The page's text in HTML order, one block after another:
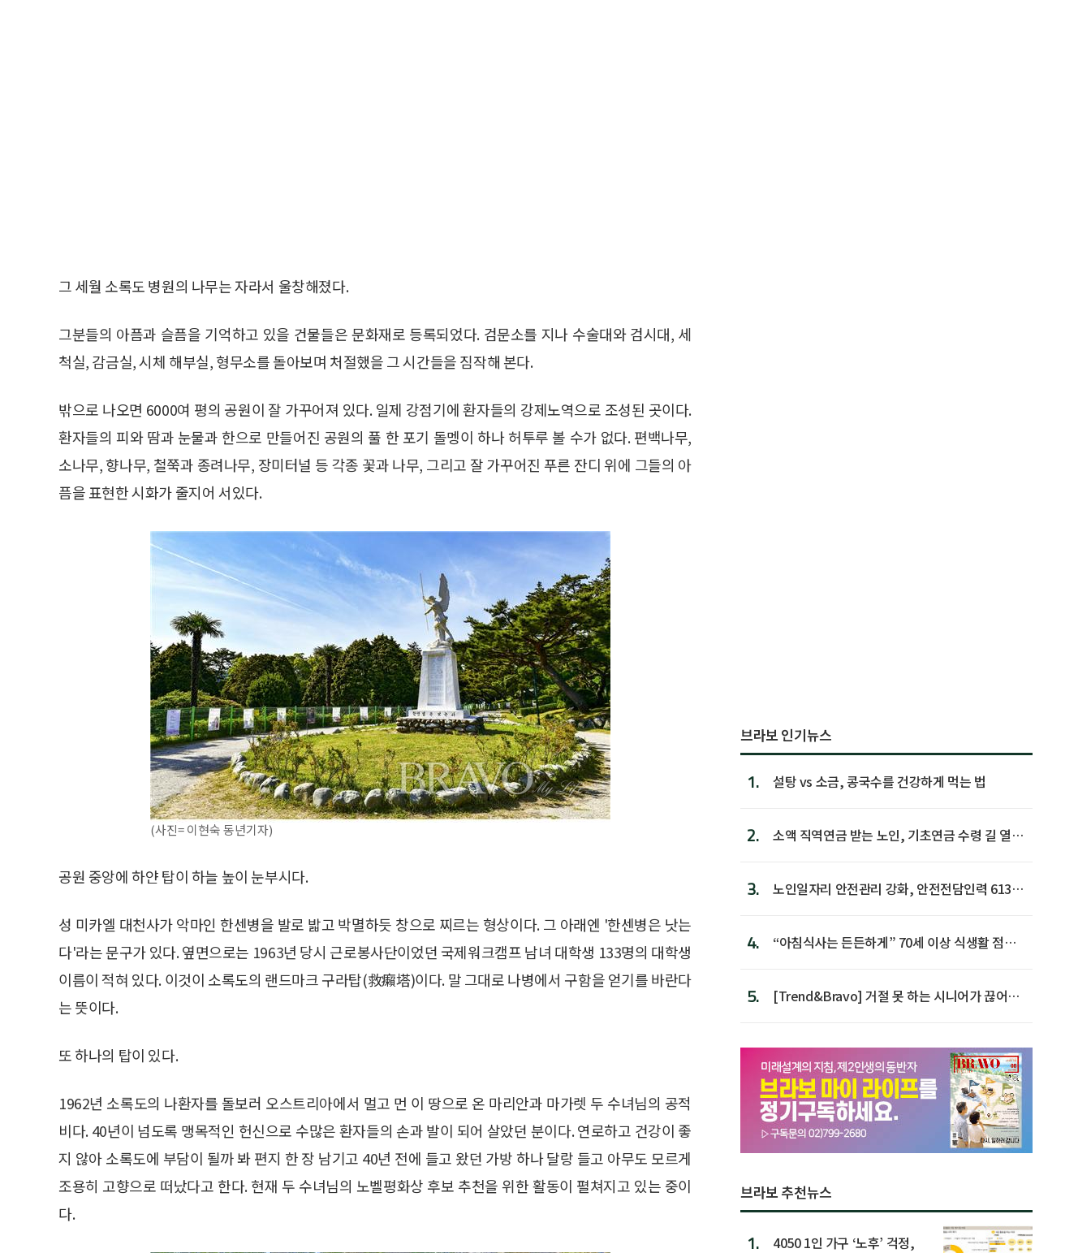
그 세월 소록도 병원의 나무는 자라서 울창해졌다.
그분들의 아픔과 슬픔을 기억하고 있을 건물들은 문화재로 등록되었다. 검문소를 지나 수술대와 검시대, 세
척실, 감금실, 시체 해부실, 형무소를 돌아보며 처절했을 그 시간들을 짐작해 본다.
밖으로 나오면 6000여 평의 공원이 잘 가꾸어져 있다. 일제 강점기에 환자들의 강제노역으로 조성된 곳이다.
환자들의 피와 땀과 눈물과 한으로 만들어진 공원의 풀 한 포기 돌멩이 하나 허투루 볼 수가 없다. 편백나무,
소나무, 향나무, 철쭉과 종려나무, 장미터널 등 각종 꽃과 나무, 그리고 잘 가꾸어진 푸른 잔디 위에 그들의 아
픔을 표현한 시화가 줄지어 서있다.
(사진= 이현숙 동년기자)
공원 중앙에 하얀 탑이 하늘 높이 눈부시다.
성 미카엘 대천사가 악마인 한센병을 발로 밟고 박멸하듯 창으로 찌르는 형상이다. 그 아래엔 '한센병은 낫는
다'라는 문구가 있다. 옆면으로는 1963년 당시 근로봉사단이었던 국제워크캠프 남녀 대학생 133명의 대학생
이름이 적혀 있다. 이것이 소록도의 랜드마크 구라탑(救癩塔)이다. 말 그대로 나병에서 구함을 얻기를 바란다
는 뜻이다.
또 하나의 탑이 있다.
1962년 소록도의 나환자를 돌보러 오스트리아에서 멀고 먼 이 땅으로 온 마리안과 마가렛 두 수녀님의 공적
비다. 40년이 넘도록 맹목적인 헌신으로 수많은 환자들의 손과 발이 되어 살았던 분이다. 연로하고 건강이 좋
지 않아 소록도에 부담이 될까 봐 편지 한 장 남기고 40년 전에 들고 왔던 가방 하나 달랑 들고 아무도 모르게
조용히 고향으로 떠났다고 한다. 현재 두 수녀님의 노벨평화상 후보 추천을 위한 활동이 펼쳐지고 있는 중이
다.
브라보 인기뉴스
1. 설탕 vs 소금, 콩국수를 건강하게 먹는 법
2.
소액 직역연금 받는 노인, 기초연금 수령 길 열린
3.
노인일자리 안전관리 강화, 안전전담인력 613명
4.
“아침식사는 든든하게” 70세 이상 식생활 점수
5.
[Trend&Bravo] 거절 못 하는 시니어가 끊어야
브라보 추천뉴스
1.
4050 1인 가구 ‘노후’ 걱정,